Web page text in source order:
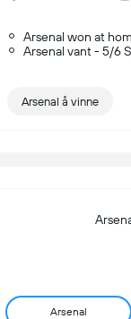
Arsenal won at
Arsenal vant - 5/6
Arsenal å vinne
Arsenal